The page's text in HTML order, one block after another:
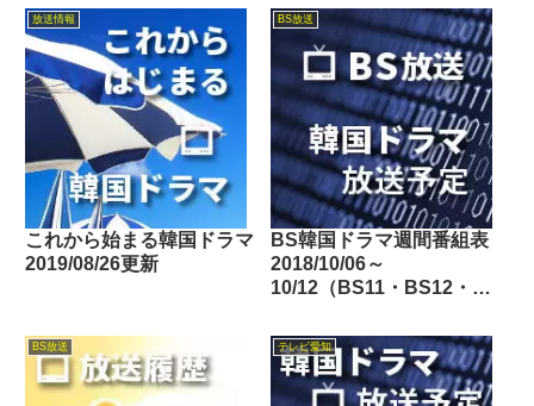
放送情報
これから始まる韓国ドラマ
2019/08/26更新
BS放送
BS韓国ドラマ週間番組表
2018/10/06～
10/12（BS11・BS12・
BS放送 テレビ愛知